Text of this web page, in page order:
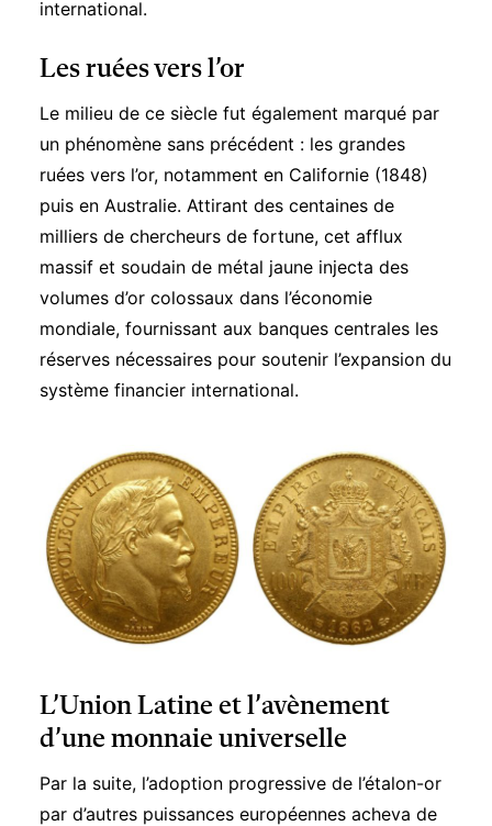
international.
Les ruées vers l’or
Le milieu de ce siècle fut également marqué par
un phénomène sans précédent : les grandes
ruées vers l’or, notamment en Californie (1848)
puis en Australie. Attirant des centaines de
milliers de chercheurs de fortune, cet afflux
massif et soudain de métal jaune injecta des
volumes d’or colossaux dans l’économie
mondiale, fournissant aux banques centrales les
réserves nécessaires pour soutenir l’expansion du
système financier international.
L’Union Latine et l’avènement
d’une monnaie universelle
Par la suite, l’adoption progressive de l’étalon-or
par d’autres puissances européennes acheva de